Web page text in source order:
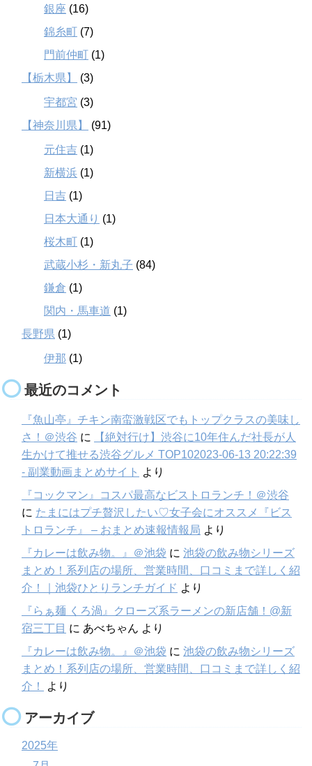
銀座 (16)
錦糸町 (7)
門前仲町 (1)
【栃木県】
(3)
宇都宮 (3)
【神奈川県】
(91)
元住吉 (1)
新横浜 (1)
日吉 (1)
日本大通り (1)
桜木町 (1)
武蔵小杉・新丸子 (84)
鎌倉 (1)
関内・馬車道 (1)
長野県 (1)
伊那 (1)
最近のコメント
『魚山亭』チキン南蛮激戦区でもトップクラスの美味し
さ！＠渋谷 に
【絶対行け】渋谷に10年住んだ社長が人
生かけて推せる渋谷グルメ TOP102023-06-13 20:22:39
- 副業動画まとめサイト より
『コックマン』コスパ最高なビストロランチ！＠渋谷
に たまにはプチ贅沢したい♡女子会にオススメ『ビス
トロランチ』 – おまとめ速報情報局 より
『カレーは飲み物。』＠池袋 に 池袋の飲み物シリーズ
まとめ！系列店の場所、営業時間、口コミまで詳しく紹
介！｜池袋ひとりランチガイド より
『らぁ麺 くろ渦』クローズ系ラーメンの新店舗！@新
宿三丁目 に あべちゃん より
『カレーは飲み物。』＠池袋 に 池袋の飲み物シリーズ
まとめ！系列店の場所、営業時間、口コミまで詳しく紹
介！
より
アーカイブ
2025年